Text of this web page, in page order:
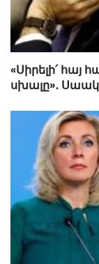
«Սիրելի՛ հայ
սխալը»․